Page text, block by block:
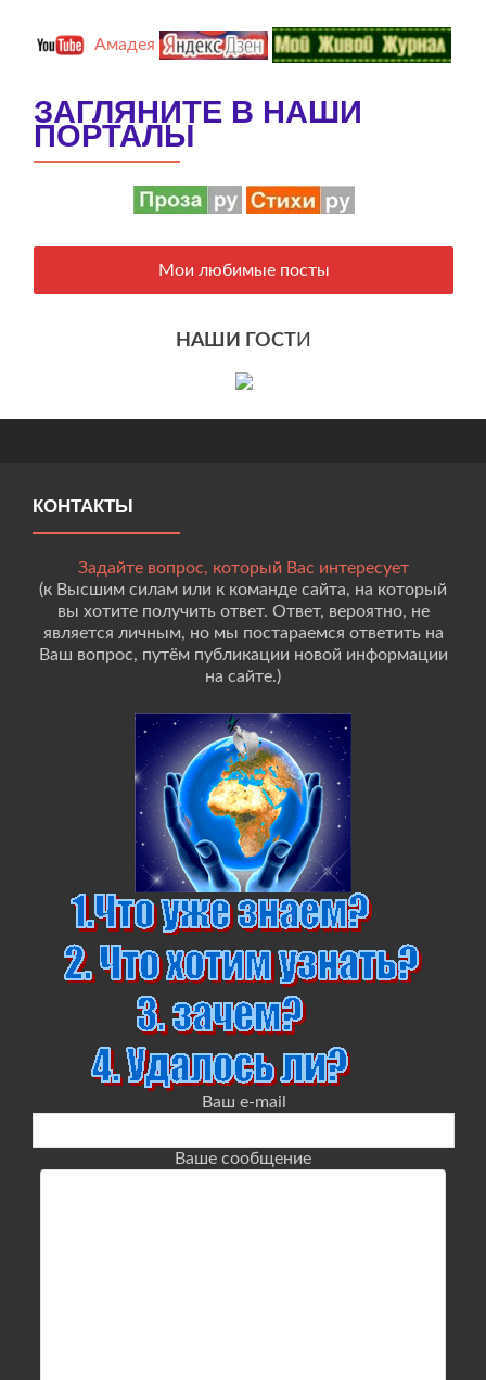
Амадея
ЗАГЛЯНИТЕ В НАШИ
ПОРТАЛЫ
Мои любимые посты
НАШИ ГОСТИ
КОНТАКТЫ
Задайте вопрос, который Вас интересует
(к Высшим силам или к команде сайта, на который
вы хотите получить ответ. Ответ, вероятно, не
является личным, но мы постараемся ответить на
Ваш вопрос, путём публикации новой информации
на сайте.)
Ваш e-mail
Ваше сообщение